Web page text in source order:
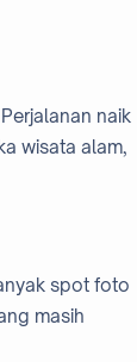
naik
wisata alam,
spot foto
masih